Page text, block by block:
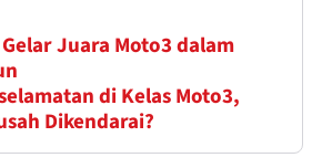
Juara Moto3 dalam
di Kelas Moto3,
Dikendarai?